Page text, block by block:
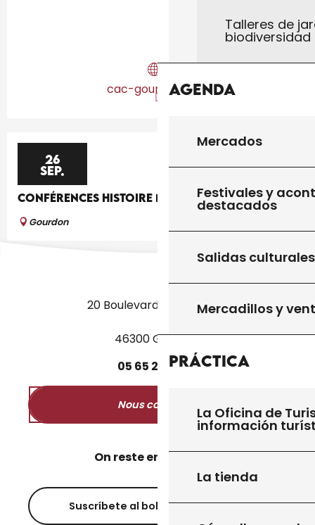
Talleres de
biodiversidad
Agenda
Mercados
Festivales y
destacados
Salidas culturales
Mercadillos y
Práctica
La Oficina de
información
La tienda
cac-gourdon.com
26
SEP.
CONFÉRENCES HISTOIRE DE L'ART
Gourdon
20 Boulevard des Martyrs
46300 Gourdon
05 65 27 5250
Nous contacter
On reste en contact ?
Suscríbete al boletín informativo